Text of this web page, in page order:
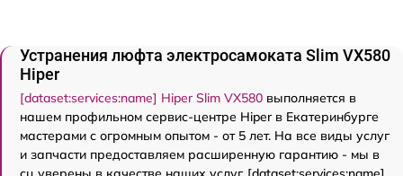
Устранения люфта электросамоката Slim VX580
Hiper
[dataset:services:name] Hiper Slim VX580 выполняется в
нашем профильном сервис-центре Hiper в Екатеринбурге
мастерами с огромным опытом - от 5 лет. На все виды услуг
и запчасти предоставляем расширенную гарантию - мы в